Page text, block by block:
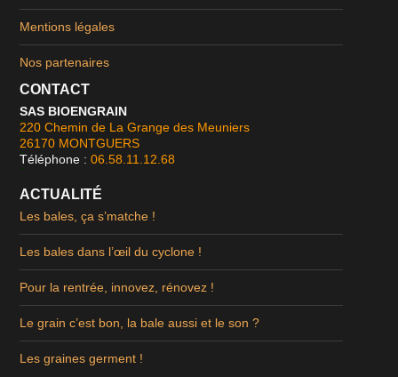
Mentions légales
Nos partenaires
CONTACT
SAS BIOENGRAIN
-
220 Chemin de La Grange des Meuniers
-
26170 MONTGUERS
-
Téléphone :06.58.11.12.68
-
ACTUALITÉ
Les bales, ça s’matche !
Les bales dans l’œil du cyclone !
Pour la rentrée, innovez, rénovez !
Le grain c’est bon, la bale aussi et le son ?
Les graines germent !